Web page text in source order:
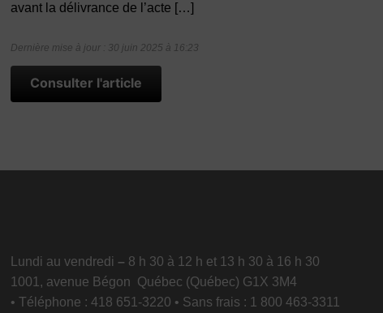
avant la délivrance de l’acte […]
Dernière mise à jour : 30 juin 2025 à 16:23
Consulter l'article
Lundi au vendredi– 8 h 30 à 12 h et 13 h 30 à 16 h 30
1001, avenue Bégon Québec (Québec) G1X 3M4
• Téléphone : 418 651-3220 • Sans frais : 1 800 463-3311